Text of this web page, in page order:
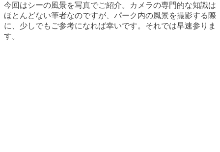
今回はシーの風景を写真でご紹介。カメラの専門的な知識は
ほとんどない筆者なのですが、パーク内の風景を撮影する際
に、少しでもご参考になれば幸いです。それでは早速参りま
す。